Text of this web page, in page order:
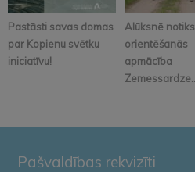
Pastāsti savas domas
par Kopienu svētku
iniciatīvu!
Alūksnē notiks
orientēšanās
apmācība
Zemessardze...
Pašvaldības rekvizīti